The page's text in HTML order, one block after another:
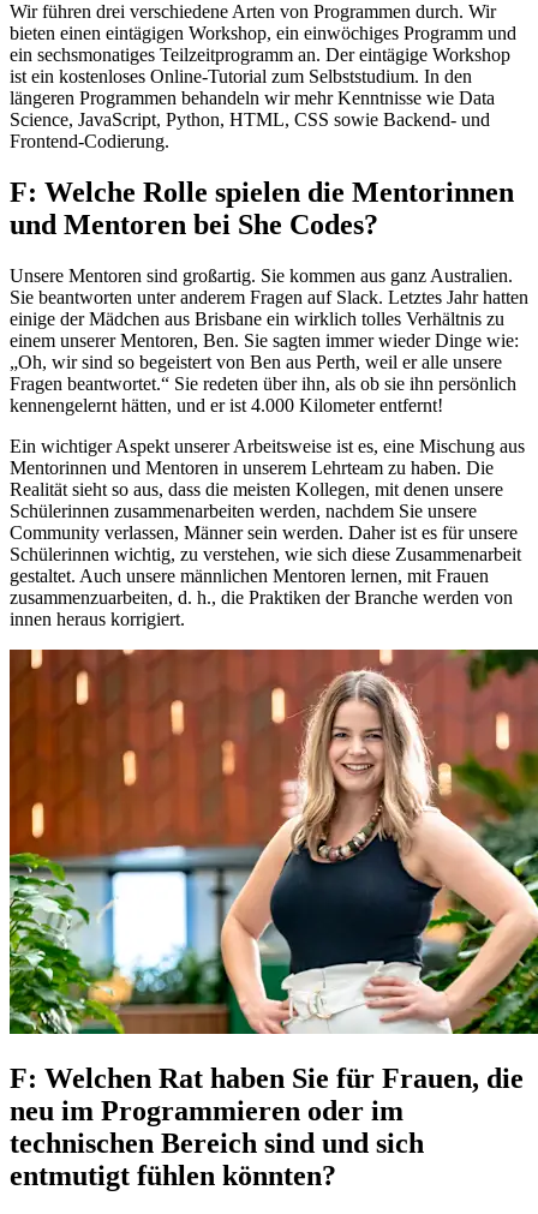
Wir führen drei verschiedene Arten von Programmen durch. Wir
bieten einen eintägigen Workshop, ein einwöchiges Programm und
ein sechsmonatiges Teilzeitprogramm an. Der eintägige Workshop
ist ein kostenloses Online-Tutorial zum Selbststudium. In den
längeren Programmen behandeln wir mehr Kenntnisse wie Data
Science, JavaScript, Python, HTML, CSS sowie Backend- und
Frontend-Codierung.
F: Welche Rolle spielen die Mentorinnen
und Mentoren bei She Codes?
Unsere Mentoren sind großartig. Sie kommen aus ganz Australien.
Sie beantworten unter anderem Fragen auf Slack. Letztes Jahr hatten
einige der Mädchen aus Brisbane ein wirklich tolles Verhältnis zu
einem unserer Mentoren, Ben. Sie sagten immer wieder Dinge wie:
„Oh, wir sind so begeistert von Ben aus Perth, weil er alle unsere
Fragen beantwortet.“ Sie redeten über ihn, als ob sie ihn persönlich
kennengelernt hätten, und er ist 4.000 Kilometer entfernt!
Ein wichtiger Aspekt unserer Arbeitsweise ist es, eine Mischung aus
Mentorinnen und Mentoren in unserem Lehrteam zu haben. Die
Realität sieht so aus, dass die meisten Kollegen, mit denen unsere
Schülerinnen zusammenarbeiten werden, nachdem Sie unsere
Community verlassen, Männer sein werden. Daher ist es für unsere
Schülerinnen wichtig, zu verstehen, wie sich diese Zusammenarbeit
gestaltet. Auch unsere männlichen Mentoren lernen, mit Frauen
zusammenzuarbeiten, d. h., die Praktiken der Branche werden von
innen heraus korrigiert.
F: Welchen Rat haben Sie für Frauen, die
neu im Programmieren oder im
technischen Bereich sind und sich
entmutigt fühlen könnten?